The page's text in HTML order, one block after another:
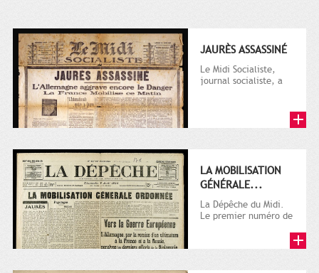
JAURÈS ASSASSINÉ
Le Midi Socialiste,
journal socialiste, a
LA MOBILISATION
GÉNÉRALE...
La Dépêche du Midi.
Le premier numéro de
octobre...